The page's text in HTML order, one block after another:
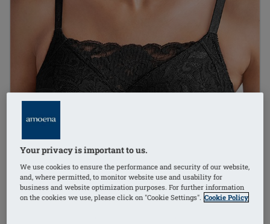
Your privacy is important to us.
We use cookies to ensure the performance and security of our website,
and, where permitted, to monitor website use and usability for
business and website optimization purposes. For further information
on the cookies we use, please click on "Cookie Settings". Cookie Policy